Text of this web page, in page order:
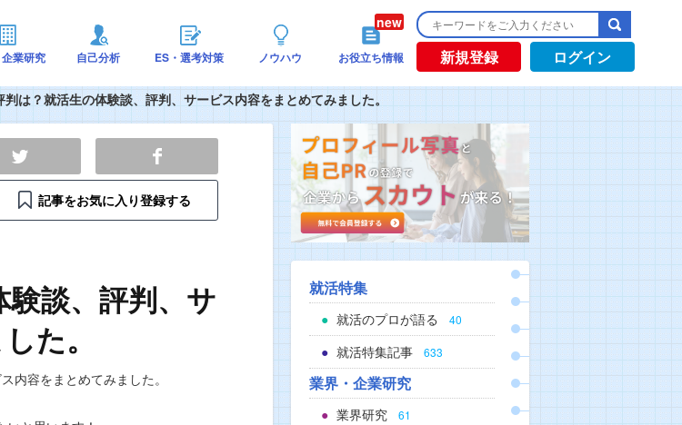
業研究 自己分析 ES・選考対策 ノウハウ お役立ち情報 新規登録 ログイン
は？就活生の体験談、評判、サービス内容をまとめてみました。
記事をお気に入り登録する
談、評判、サ
た。
就活特集
就活のプロが語る 40
就活特集記事 633
業界・企業研究
業界研究 61